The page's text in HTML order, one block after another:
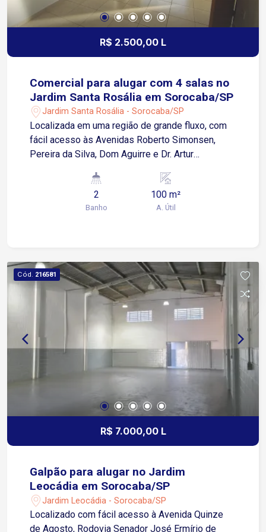
R$ 2.500,00 L
Comercial para alugar com 4 salas no
Jardim Santa Rosália em Sorocaba/SP
Jardim Santa Rosália - Sorocaba/SP
Localizada em uma região de grande fluxo, com
fácil acesso às Avenidas Roberto Simonsen,
Pereira da Silva, Dom Aguirre e Dr. Artur
infraestrutura comercial e de serviços,
proporcionando praticidade para clientes e
colaboradores. Sobre o imóvel: Sobreloja 4 salas
Visibilidade para o seu negócio Ideal para
escritórios, clínicas, consultórios, escolas,
coworkings e diversos segmentos comerciais
Localização em região movimentada e de fácil
acesso às principais vias da cidade Agende sua
visita e conheça o espaço ideal para o
crescimento da sua empresa!
2
Banho
100 m²
A. Útil
Cód. 216581
R$ 7.000,00 L
Galpão para alugar no Jardim
Leocádia em Sorocaba/SP
Jardim Leocádia - Sorocaba/SP
Localizado com fácil acesso à Avenida Quinze
de Agosto, Rodovia Senador José Ermírio de